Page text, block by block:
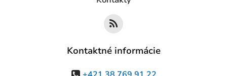
Kontaktné informácie